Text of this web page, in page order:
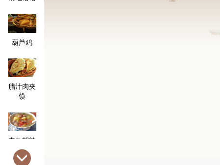
葫芦鸡
腊汁肉夹
馍
肉丸胡辣
汤